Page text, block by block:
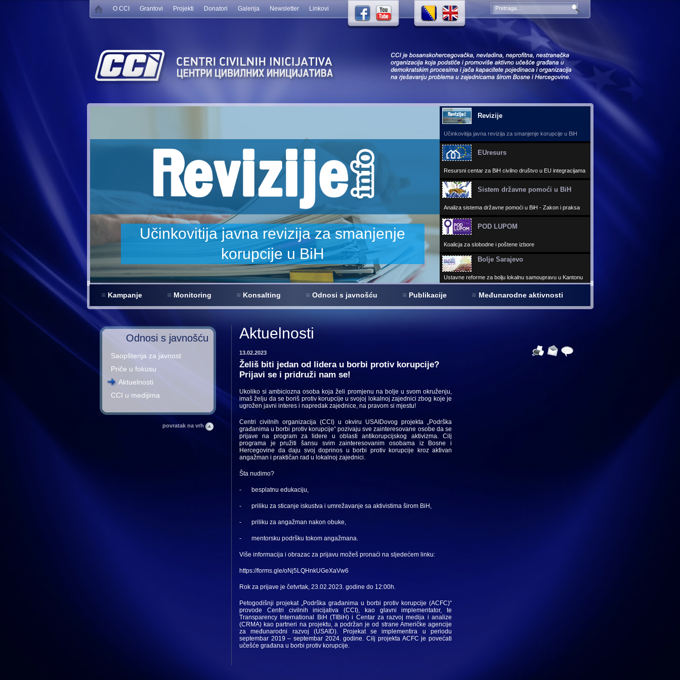
O CCI Grantovi Projekti Donatori Galerija Newsletter Linkovi
revizija za smanjenje
u BiH
Revizije
Učinkovitija javna revizija za smanjenje korupcije u BiH
EUresurs
Resursni centar za BiH civilno društvo u EU integracijama
Sistem državne pomoći u BiH
Analiza sistema državne pomoći u BiH - Zakon i praksa
POD LUPOM
Koalicja za slobodne i poštene izbore
Bolje Sarajevo
Ustavne reforme za bolju lokalnu samoupravu u Kantonu
Sarajevo
Virtuelni parlament
Kampanje Monitoring Konsalting Odnosi s javnošću Publikacije Međunarodne aktivnosti
Odnosi s javnošću
Saopštenja za javnost
Priče u fokusu
Aktuelnosti
CCI u medijima
povratak na vrh
Aktuelnosti
13.02.2023
Želiš biti jedan od lidera u borbi protiv korupcije?
Prijavi se i pridruži nam se!
Ukoliko si ambiciozna osoba koja želi promjenu na bolje u svom okruženju,
imaš želju da se boriš protiv korupcije u svojoj lokalnoj zajednici zbog koje je
ugrožen javni interes i napredak zajednice, na pravom si mjestu!
Centri civilnih organizacija (CCI) u okviru USAIDovog projekta „Podrška
građanima u borbi protiv korupcije“ pozivaju sve zainteresovane osobe da se
prijave na program za lidere u oblasti antikorupcijskog aktivizma. Cilj
programa je pružiti šansu svim zainteresovanim osobama iz Bosne i
Hercegovine da daju svoj doprinos u borbi protiv korupcije kroz aktivan
angažman i praktičan rad u lokalnoj zajednici.
Šta nudimo?
- besplatnu edukaciju,
- priliku za sticanje iskustva i umrežavanje sa aktivistima širom BiH,
- priliku za angažman nakon obuke,
- mentorsku podršku tokom angažmana.
Više informacija i obrazac za prijavu možeš pronaći na sljedećem linku:
https://forms.gle/oNj5LQHnkUGeXaVw6
Rok za prijave je četvrtak, 23.02.2023. godine do 12:00h.
Petogodišnji projekat „Podrška građanima u borbi protiv korupcije (ACFC)“
provode Centri civilnih inicijativa (CCI), kao glavni implementator, te
Transparency International BiH (TIBiH) i Centar za razvoj medija i analize
(CRMA) kao partneri na projektu, a podržan je od strane Američke agencije
za međunarodni razvoj (USAID). Projekat se implementira u periodu
septembar 2019 – septembar 2024. godine. Cilj projekta ACFC je povećati
učešće građana u borbi protiv korupcije.